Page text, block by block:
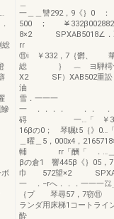
一＿＿讐292，9《｝0
500 ； ￥
8×2 SPXAB5018∠．乙
rr …………一￥3
⑪i ￥332，7｛欝、 華
総 ｝ ︷ ヨ騨樗合
X2 SF）XAB502重訟
雪．一一一
一 ．．．．
碍 一…「 ￥37t5｛
16βの0； 琴嘱t5｛》0…
＿曜＿5，000x4，
輔 rr「酬「 ．…＿攣
βの倉1 響445β《｝05，
巾 572望×2
一 ．−rへ．．．一一一
｛プ 琴尋57，7窃⑪
ランダ用床梯1コートライ
酔